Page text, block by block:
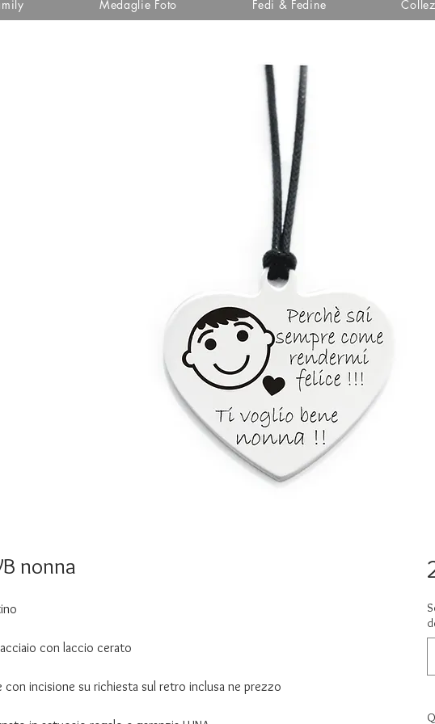
Medaglie Foto Fedi & Fedine
nonna
con laccio cerato
con incisione su richiesta sul retro inclusa ne prezzo